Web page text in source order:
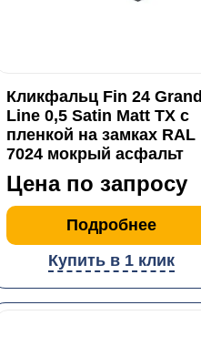
Кликфальц Fin 24 Grand
Line 0,5 Satin Matt TX с
пленкой на замках RAL
7024 мокрый асфальт
Цена по запросу
Подробнее
Купить в 1 клик